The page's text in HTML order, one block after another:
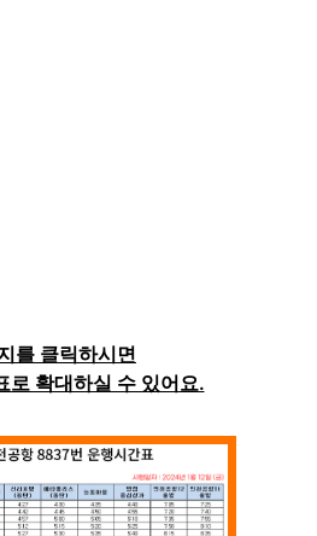
를 클릭하시면
로 확대하실 수 있어요.